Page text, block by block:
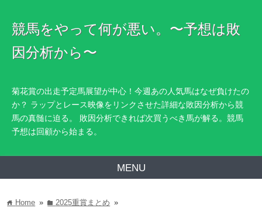
競馬をやって何が悪い。〜予想は敗
因分析から〜
菊花賞の出走予定馬展望が中心！今週あの人気馬はなぜ負けたの
か？ ラップとレース映像をリンクさせた詳細な敗因分析から競
馬の真髄に迫る。 敗因分析できれば次買うべき馬が解る。競馬
予想は回顧から始まる。
MENU
home Home » folder2025重賞まとめ »